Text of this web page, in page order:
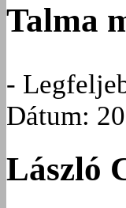
Talma
-
Dátum:
László